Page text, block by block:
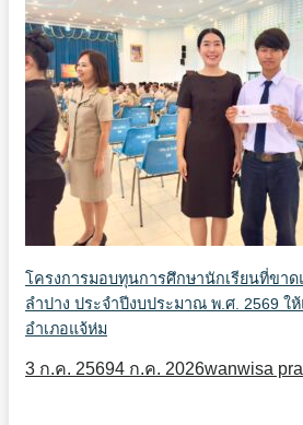
โครงการมอบทุนการศึกษานักเรียนที่ขา
ลำปาง ประจำปีงบประมาณ พ.ศ. 2569 ใ
อำเภอแจ้ห่ม
3 ก.ค. 25694 ก.ค. 2026wanwisa